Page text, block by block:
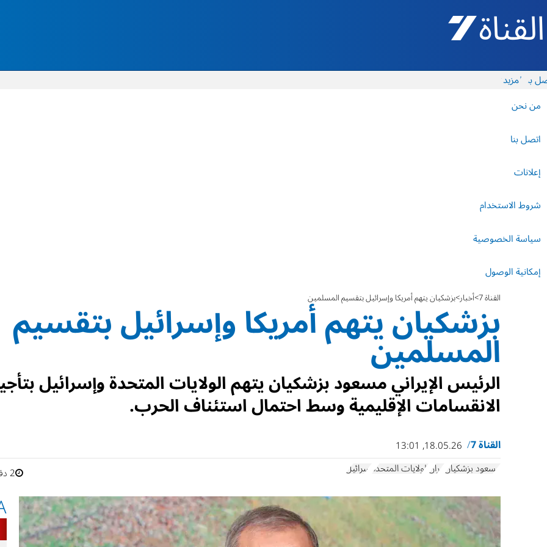
القناة 7 - أروتس شيفع
بنا
من نحن
اتصل بنا
إعلانات
شروط الاستخدام
سياسة الخصوصية
إمكانية الوصول
المزيد
القناة 7 أخبار بزشكيان يتهم أمريكا وإسرائيل بتقسيم المسلمين
بزشكيان يتهم أمريكا وإسرائيل بتقسيم
المسلمين
الرئيس الإيراني مسعود بزشكيان يتهم الولايات المتحدة وإسرائيل
الانقسامات الإقليمية وسط احتمال استئناف الحرب.
القناة 7
18.05.26, 13:01
مسعود بزشكيان إيرانالولايات المتحدة إسرائيل 2 دقائق